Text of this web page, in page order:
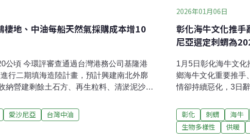
地、中油每船天然氣採購成本增10
公頃 今環評審查通過台灣港務公司基隆港
行二期填海造陸計畫，預計興建南北外廓
納營建剩餘土石方、再生粒料、清淤泥沙
分區開發，最快明年動工。（自由時報報
黑陳年油垢 環局加強稽查宜蘭礁溪鄉白雲
愛沙尼亞 台灣中油
2026年01月06日
彰化海牛文化推手
尼亞選定刺蝟為
1月5日彰化海牛文
鄉海牛文化重要推手
情卻持續惡化，3日
親12月初因腎臟功能
教醫院治療，後續檢
為其父誠心祈福平靜
彰化 刺蝟 海牛
生物多樣性
供暖